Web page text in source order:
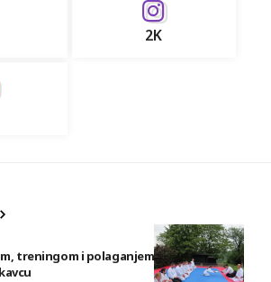
2K
treningom i polaganjem obilježeno 20